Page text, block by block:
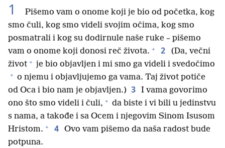
1
Pišemo vam o onome koji je bio od početka, kog
smo čuli, kog smo videli svojim očima, kog smo
posmatrali i kog su dodirnule naše ruke – pišemo
vam o onome koji donosi reč života. + 2
(Da, večni
život + je bio objavljen i mi smo ga videli i svedočimo
+ o njemu i objavljujemo ga vama. Taj život potiče
od Oca i bio nam je objavljen.) 3 I vama govorimo
ono što smo videli i čuli, + da biste i vi bili u jedinstvu
s nama, a takođe i sa Ocem i njegovim Sinom Isusom
Hristom. + 4 Ovo vam pišemo da naša radost bude
potpuna.